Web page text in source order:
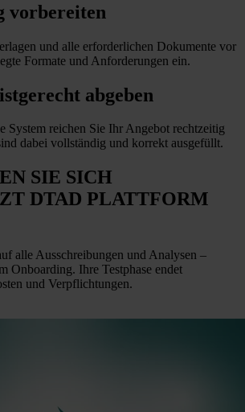
vorbereiten
und alle erforderlichen Dokumente vor
Formate und Anforderungen ein.
abgeben
System reichen Sie Ihr Angebot rechtzeitig
dabei vollständig und korrekt ausgefüllt.
SIE SICH
DTAD PLATTFORM
alle Ausschreibungen und Analysen –
Onboarding. Ihre Testphase endet
und Verpflichtungen.